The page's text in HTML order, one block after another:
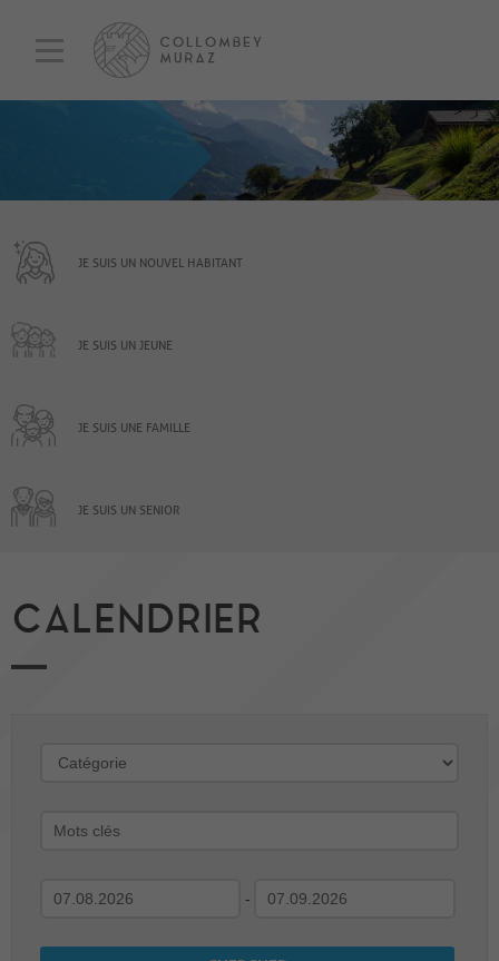
JE SUIS UN NOUVEL HABITANT
JE SUIS UN JEUNE
JE SUIS UNE FAMILLE
JE SUIS UN SENIOR
CALENDRIER
-